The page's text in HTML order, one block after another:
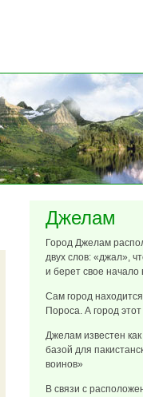
Джелам
Город Джелам
двух слов: «джал»,
и берет свое начало
Сам город
Пороса. А город
Джелам известен
базой для
воинов»
В связи с